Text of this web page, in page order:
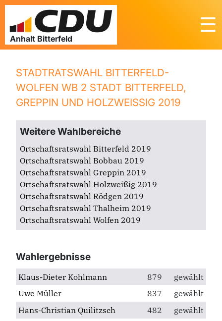
☰
STADTRATSWAHL BITTERFELD-
WOLFEN WB 2 STADT BITTERFELD,
GREPPIN UND HOLZWEISSIG 2019
Wahlergebnisse
Klaus-Dieter Kohlmann 879
gewählt
Uwe Müller
837
gewählt
Hans-Christian Quilitzsch
482
gewählt
Weitere Wahlbereiche
Ortschaftsratswahl Bitterfeld 2019
Ortschaftsratswahl Bobbau 2019
Ortschaftsratswahl Greppin 2019
Ortschaftsratswahl Holzweißig 2019
Ortschaftsratswahl Rödgen 2019
Ortschaftsratswahl Thalheim 2019
Ortschaftsratswahl Wolfen 2019